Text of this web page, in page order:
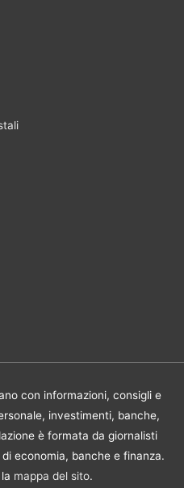
con informazioni, consigli e
investimenti, banche,
è formata da giornalisti
economia, banche e finanza.
mappa del sito.